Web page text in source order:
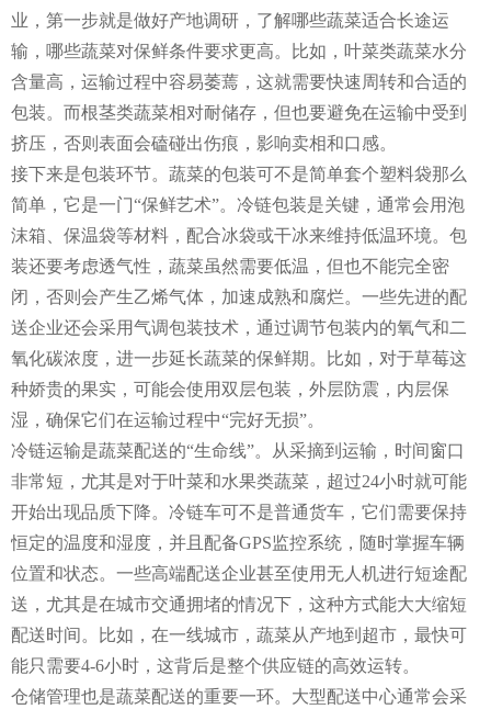
业，第一步就是做好产地调研，了解哪些蔬菜适合长途运
输，哪些蔬菜对保鲜条件要求更高。比如，叶菜类蔬菜水分
含量高，运输过程中容易萎蔫，这就需要快速周转和合适的
包装。而根茎类蔬菜相对耐储存，但也要避免在运输中受到
挤压，否则表面会磕碰出伤痕，影响卖相和口感。
接下来是包装环节。蔬菜的包装可不是简单套个塑料袋那么
简单，它是一门“保鲜艺术”。冷链包装是关键，通常会用泡
沫箱、保温袋等材料，配合冰袋或干冰来维持低温环境。包
装还要考虑透气性，蔬菜虽然需要低温，但也不能完全密
闭，否则会产生乙烯气体，加速成熟和腐烂。一些先进的配
送企业还会采用气调包装技术，通过调节包装内的氧气和二
氧化碳浓度，进一步延长蔬菜的保鲜期。比如，对于草莓这
种娇贵的果实，可能会使用双层包装，外层防震，内层保
湿，确保它们在运输过程中“完好无损”。
冷链运输是蔬菜配送的“生命线”。从采摘到运输，时间窗口
非常短，尤其是对于叶菜和水果类蔬菜，超过24小时就可能
开始出现品质下降。冷链车可不是普通货车，它们需要保持
恒定的温度和湿度，并且配备GPS监控系统，随时掌握车辆
位置和状态。一些高端配送企业甚至使用无人机进行短途配
送，尤其是在城市交通拥堵的情况下，这种方式能大大缩短
配送时间。比如，在一线城市，蔬菜从产地到超市，最快可
能只需要4-6小时，这背后是整个供应链的高效运转。
仓储管理也是蔬菜配送的重要一环。大型配送中心通常会采